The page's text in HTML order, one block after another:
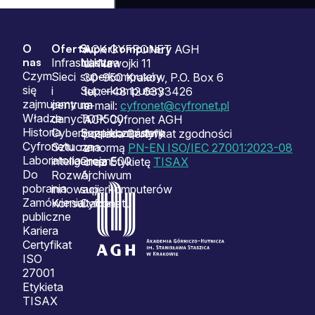
Sitemap
O
nas
Czym
się
zajmujemy
Władze
Historia
Cyfronetu
Laboratoria
Do
pobrania
Zamówienia
publiczne
Kariera
Certyfikat
ISO
27001
Etykieta
TISAX
Oferta
Infrastruktura
Sieci
i
centrum
danych
Cyberbezpieczeństwo
Sztuczna
inteligencja
Rozwój
innowacji
Konsultacje
Superkomputery
Nasze
superkomputery
Superkomputery
na
TOP500
Superkomputery
na
Green500
Archiwum
superkomputerów
Cyfronetu
ACK CYFRONET AGH
ul. Nawojki 11
30-950 Kraków, P.O. Box 6
tel.: +48 12 6333426
e-mail: cyfronet@cyfronet.pl
ACK Cyfronet AGH
posiada Certyfikat zgodności
z normą PN-EN ISO/IEC 27001:2023-08
oraz Etykietę TISAX